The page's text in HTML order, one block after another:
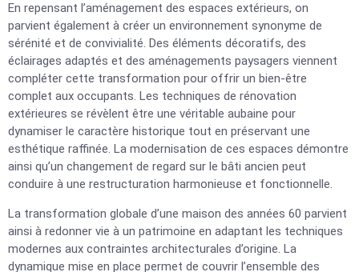
En repensant l’aménagement des espaces extérieurs, on
parvient également à créer un environnement synonyme de
sérénité et de convivialité. Des éléments décoratifs, des
éclairages adaptés et des aménagements paysagers viennent
compléter cette transformation pour offrir un bien-être
complet aux occupants. Les techniques de rénovation
extérieures se révèlent être une véritable aubaine pour
dynamiser le caractère historique tout en préservant une
esthétique raffinée. La modernisation de ces espaces démontre
ainsi qu’un changement de regard sur le bâti ancien peut
conduire à une restructuration harmonieuse et fonctionnelle.
La transformation globale d’une maison des années 60 parvient
ainsi à redonner vie à un patrimoine en adaptant les techniques
modernes aux contraintes architecturales d’origine. La
dynamique mise en place permet de couvrir l’ensemble des